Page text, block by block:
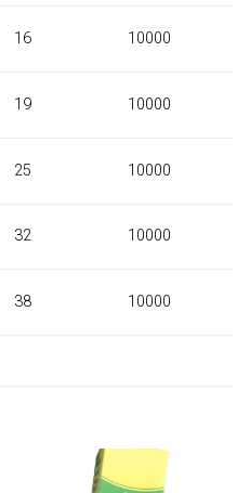
16 10000
19 10000
25 10000
32 10000
38 10000